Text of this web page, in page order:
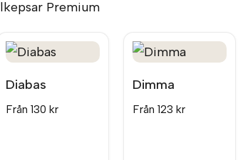
Premium
Diabas
Från 130 kr
Dimma
Från 123 kr